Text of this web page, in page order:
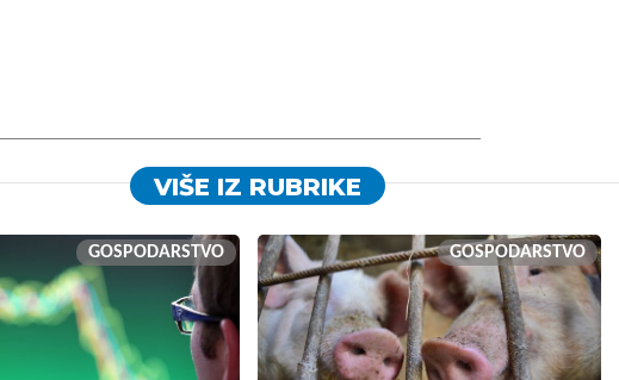
VIŠE IZ RUBRIKE
GOSPODARSTVO GOSPODARSTVO